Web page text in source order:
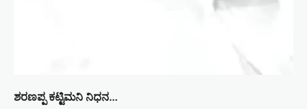
ಶರಣಪ್ಪ ಕಟ್ಟಿಮನಿ ನಿಧನ…